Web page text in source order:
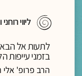
ליווי
לתעות אל
בזמני עייפות
הרב פרופ' אלי